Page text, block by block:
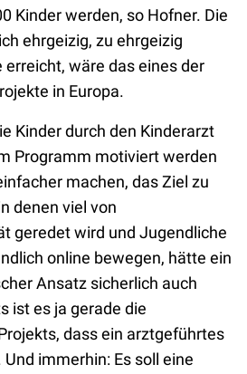
Kinder werden, so Hofner. Die
ehrgeizig, zu ehrgeizig
wäre das eines der
in Europa.
Kinder durch den Kinderarzt
Programm motiviert werden
machen, das Ziel zu
denen viel von
geredet wird und Jugendliche
online bewegen, hätte ein
Ansatz sicherlich auch
ist es ja gerade die
dass ein arztgeführtes
immerhin: Es soll eine